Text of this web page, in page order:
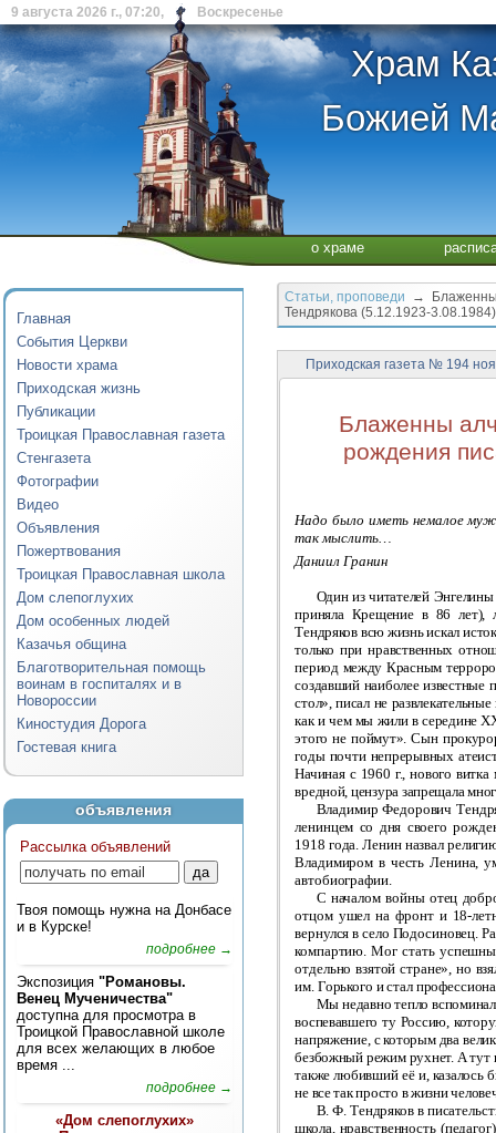
9 августа 2026 г., 07:20, Воскресенье
Храм
Божией
о храме
Главная
События Церкви
Новости храма
Приходская жизнь
Публикации
Троицкая Православная газета
Стенгазета
Фотографии
Видео
Объявления
Пожертвования
Троицкая Православная школа
Дом слепоглухих
Дом особенных людей
Казачья община
Благотворительная помощь
воинам в госпиталях и в
Новороссии
Киностудия Дорога
Гостевая книга
объявления
Рассылка объявлений
Твоя помощь нужна на Донбасе
и в Курске!
подробнее →
Экспозиция "Романовы.
Венец Мученичества"
доступна для просмотра в
Троицкой Православной школе
для всех желающих в любое
время ...
подробнее →
«Дом слепоглухих»
Статьи, проповеди → Блаженны
Тендрякова (5.12.1923-3.08.1984)
Приходская газета № 194
Блаженны
рождения
Надо было иметь немалое
так мыслить…
Даниил Гранин
Один из читателей Энгелины
приняла Крещение в 86 лет),
Тендряков всю жизнь искал
только при нравственных
период между Красным
создавший наиболее известные
стол», писал не
как и чем мы жили в середине
этого не поймут». Сын
годы почти непрерывных
Начиная с 1960 г., нового витка
вредной, цензура запрещала
Владимир Федорович
ленинцем со дня своего
1918 года. Ленин назвал
Владимиром в честь Ленина,
автобиографии.
С началом войны отец
отцом ушел на фронт и 18-
вернулся в село Подосиновец.
компартию. Мог стать
отдельно взятой стране», но
им. Горького и стал
Мы недавно тепло
воспевавшего ту Россию,
напряжение, с которым два
безбожный режим рухнет. А тут
также любивший её и, казалось
не все так просто в жизни
В. Ф. Тендряков в
школа, нравственность